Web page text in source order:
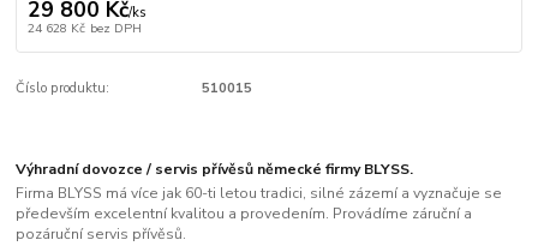
29 800 Kč/ks
24 628 Kč bez DPH
Číslo produktu: 510015
Výhradní dovozce / servis přívěsů německé firmy BLYSS.
Firma BLYSS má více jak 60-ti letou tradici, silné zázemí a vyznačuje se
především excelentní kvalitou a provedením. Provádíme záruční a
pozáruční servis přívěsů.